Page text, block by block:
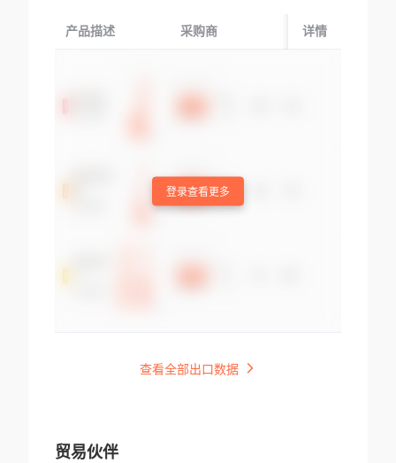
产品描述 采购商 起运国/地区
详情
登录查看更多
查看全部出口数据
贸易伙伴